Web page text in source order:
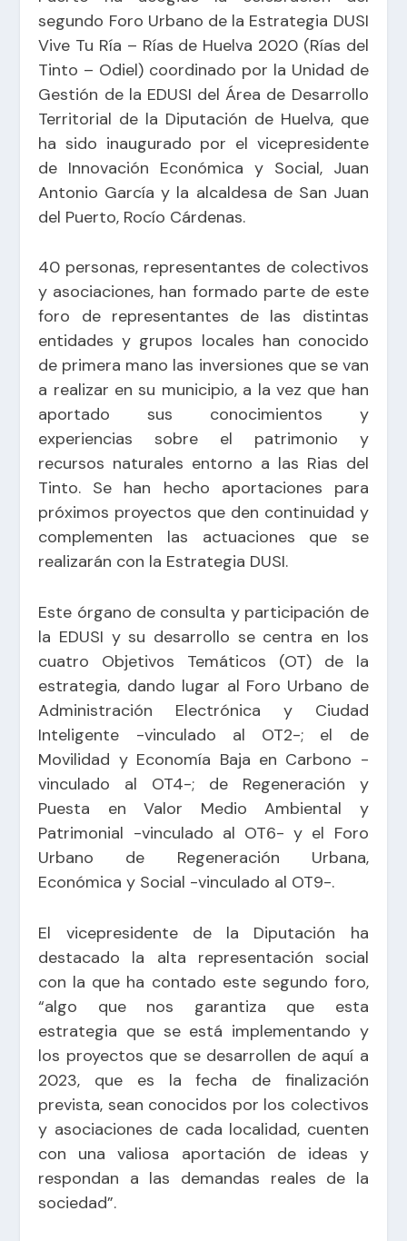
segundo Foro Urbano de la Estrategia DUSI
Vive Tu Ría – Rías de Huelva 2020 (Rías del
Tinto – Odiel) coordinado por la Unidad de
Gestión de la EDUSI del Área de Desarrollo
Territorial de la Diputación de Huelva, que
ha sido inaugurado por el vicepresidente
de Innovación Económica y Social, Juan
Antonio García y la alcaldesa de San Juan
del Puerto, Rocío Cárdenas.
40 personas, representantes de colectivos
y asociaciones, han formado parte de este
foro de representantes de las distintas
entidades y grupos locales han conocido
de primera mano las inversiones que se van
a realizar en su municipio, a la vez que han
aportado sus conocimientos y
experiencias sobre el patrimonio y
recursos naturales entorno a las Rias del
Tinto. Se han hecho aportaciones para
próximos proyectos que den continuidad y
complementen las actuaciones que se
realizarán con la Estrategia DUSI.
Este órgano de consulta y participación de
la EDUSI y su desarrollo se centra en los
cuatro Objetivos Temáticos (OT) de la
estrategia, dando lugar al Foro Urbano de
Administración Electrónica y Ciudad
Inteligente -vinculado al OT2-; el de
Movilidad y Economía Baja en Carbono -
vinculado al OT4-; de Regeneración y
Puesta en Valor Medio Ambiental y
Patrimonial -vinculado al OT6- y el Foro
Urbano de Regeneración Urbana,
Económica y Social -vinculado al OT9-.
El vicepresidente de la Diputación ha
destacado la alta representación social
con la que ha contado este segundo foro,
“algo que nos garantiza que esta
estrategia que se está implementando y
los proyectos que se desarrollen de aquí a
2023, que es la fecha de finalización
prevista, sean conocidos por los colectivos
y asociaciones de cada localidad, cuenten
con una valiosa aportación de ideas y
respondan a las demandas reales de la
sociedad”.